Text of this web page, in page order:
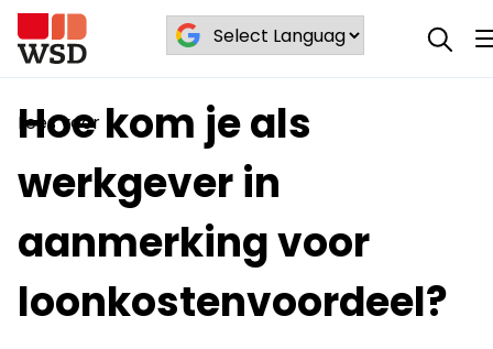
Lees voor
/Blog/
Hoe kom je als werkgever in aanmerking
Hoe kom je als
werkgever in
aanmerking voor
loonkostenvoordeel?